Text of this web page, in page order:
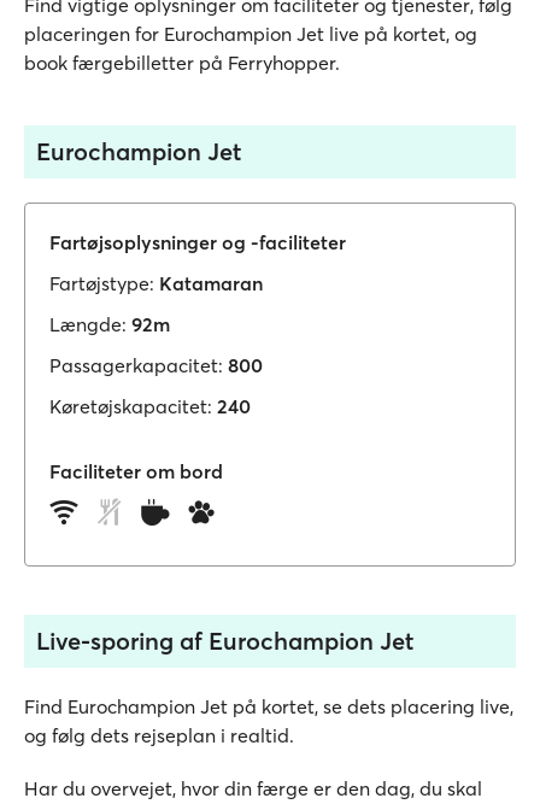
Find vigtige oplysninger om faciliteter og tjenester, følg
placeringen for Eurochampion Jet live på kortet, og
book færgebilletter på Ferryhopper.
Eurochampion Jet
Fartøjsoplysninger og -faciliteter
Fartøjstype: Katamaran
Længde: 92m
Passagerkapacitet: 800
Køretøjskapacitet: 240
Faciliteter om bord
Live-sporing af Eurochampion Jet
Find Eurochampion Jet på kortet, se dets placering live,
og følg dets rejseplan i realtid.
Har du overvejet, hvor din færge er den dag, du skal